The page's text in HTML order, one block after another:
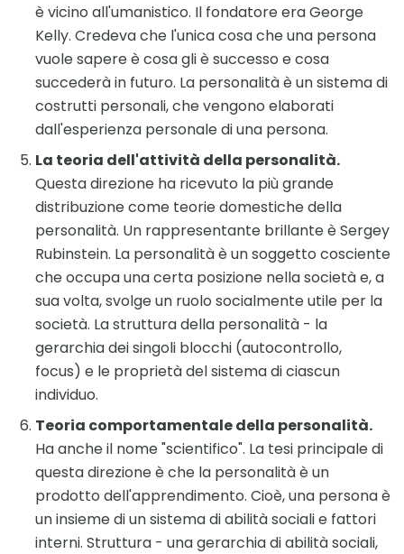
è vicino all'umanistico. Il fondatore era George
Kelly. Credeva che l'unica cosa che una persona
vuole sapere è cosa gli è successo e cosa
succederà in futuro. La personalità è un sistema di
costrutti personali, che vengono elaborati
dall'esperienza personale di una persona.
La teoria dell'attività della personalità.
Questa direzione ha ricevuto la più grande
distribuzione come teorie domestiche della
personalità. Un rappresentante brillante è Sergey
Rubinstein. La personalità è un soggetto cosciente
che occupa una certa posizione nella società e, a
sua volta, svolge un ruolo socialmente utile per la
società. La struttura della personalità - la
gerarchia dei singoli blocchi (autocontrollo,
focus) e le proprietà del sistema di ciascun
individuo.
Teoria comportamentale della personalità.
Ha anche il nome "scientifico". La tesi principale di
questa direzione è che la personalità è un
prodotto dell'apprendimento. Cioè, una persona è
un insieme di un sistema di abilità sociali e fattori
interni. Struttura - una gerarchia di abilità sociali,